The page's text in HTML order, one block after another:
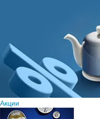
Акции